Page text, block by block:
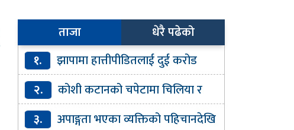
ताजा
धेरै पढेको
१.
झापामा हात्तीपीडितलाई दुई करोड
क्षतिपूर्ति
२.
कोशी कटानको चपेटामा चिलिया र
श्रीलङ्का टापु, ६०० परिवार जोखिममा
३.
अपाङ्गता भएका व्यक्तिको पहिचानदेखि